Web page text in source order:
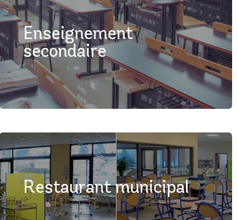
Enseignement
secondaire
Restaurant municipal